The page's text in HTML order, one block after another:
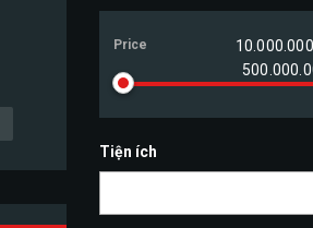
Price
Tiện ích